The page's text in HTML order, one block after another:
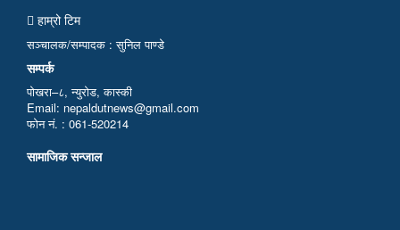
हाम्रो टिम
सञ्चालक/सम्पादक : सुनिल पाण्डे
सम्पर्क
पोखरा–८, न्युरोड, कास्की
Email: nepaldutnews@gmail.com
फोन नं. : 061-520214
सामाजिक सन्जाल